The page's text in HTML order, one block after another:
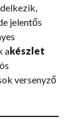
jelentős
akészlet
versenyző